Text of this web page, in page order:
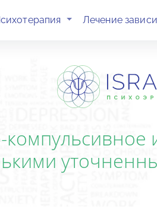
(current)Лечение